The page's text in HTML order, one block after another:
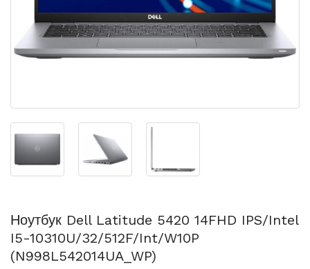
Ноутбук Dell Latitude 5420 14FHD IPS/Intel
I5-10310U/32/512F/int/W10P
(N998L542014UA_WP)